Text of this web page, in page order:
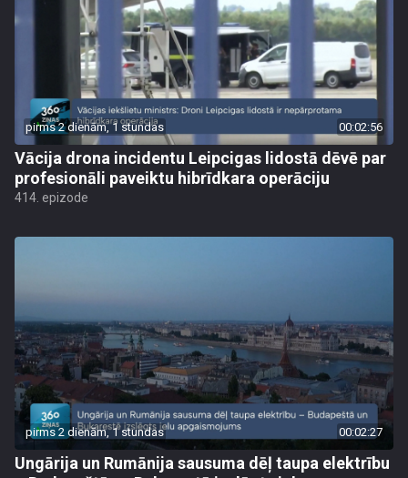
pirms 2 dienām, 1 stundas 00:02:56
Vācija drona incidentu Leipcigas lidostā dēvē par
profesionāli paveiktu hibrīdkara operāciju
414. epizode
pirms 2 dienām, 1 stundas 00:02:27
Ungārija un Rumānija sausuma dēļ taupa elektrību